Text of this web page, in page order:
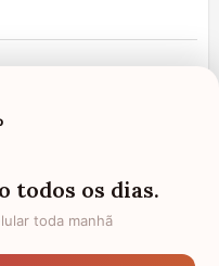
todos os dias.
toda manhã